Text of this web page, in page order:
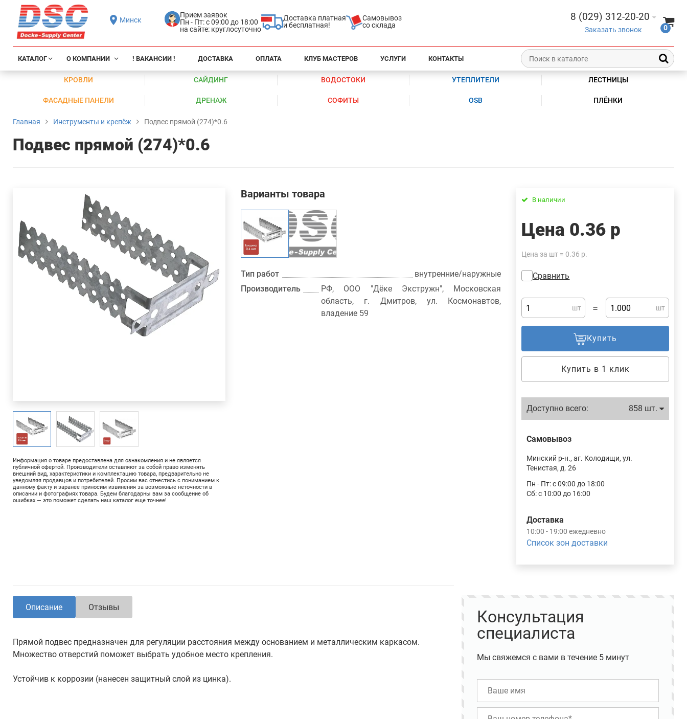
Минск
Прием заявок
Пн - Пт: с 09:00 до 18:00
на сайте: круглосуточно
Доставка платная
и бесплатная!
Самовывоз
со склада
8 (029) 312-20-20
Заказать звонок 0
КАТАЛОГ О КОМПАНИИ ! ВАКАНСИИ ! ДОСТАВКА ОПЛАТА КЛУБ МАСТЕРОВ УСЛУГИ КОНТАКТЫ
КРОВЛИ САЙДИНГ ВОДОСТОКИ УТЕПЛИТЕЛИ ЛЕСТНИЦЫ
ФАСАДНЫЕ ПАНЕЛИ ДРЕНАЖ СОФИТЫ OSB ПЛЁНКИ
Главная Инструменты и крепёж Подвес прямой (274)*0.6
Подвес прямой (274)*0.6
Информация о товаре предоставлена для ознакомления и не является
публичной офертой. Производители оставляют за собой право изменять
внешний вид, характеристики и комплектацию товара, предварительно не
уведомляя продавцов и потребителей. Просим вас отнестись с пониманием к
данному факту и заранее приносим извинения за возможные неточности в
описании и фотографиях товара. Будем благодарны вам за сообщение об
ошибках — это поможет сделать наш каталог еще точнее!
Варианты товара
Тип работ
внутренние/наружные
Производитель
РФ, ООО "Дёке Экстружн", Московская
область, г. Дмитров, ул. Космонавтов,
владение 59
В наличии
Цена 0.36 р
Цена за шт = 0.36 р.
Сравнить
шт = шт
Купить
Купить в 1 клик
Доступно всего: 858 шт.
Самовывоз
Минский р-н., аг. Колодищи, ул.
Тенистая, д. 26
Пн - Пт: с 09:00 до 18:00
Сб: с 10:00 до 16:00
Доставка
10:00 - 19:00 ежедневно
Список зон доставки
Описание Отзывы
Прямой подвес предназначен для регуляции расстояния между основанием и металлическим каркасом.
Множество отверстий поможет выбрать удобное место крепления.
Устойчив к коррозии (нанесен защитный слой из цинка).
Консультация
специалиста
Мы свяжемся с вами в течение 5 минут